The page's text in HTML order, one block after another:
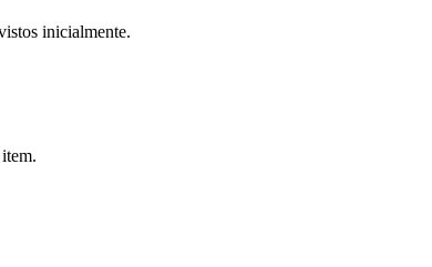
inicialmente.